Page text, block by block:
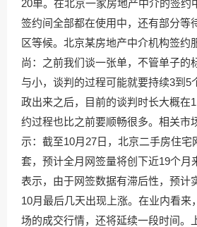
20单。在北京一家房地产中介的签约
签约间全部都在使用中，还有部分等
区等候。北京某房地产中介机构签约
尚：之前我们谈一张单，不管单子的
与小，谈判的过程可能就要持续3到5
政出来之后，目前的谈判时长大概在
约过程也比之前要顺畅很多。相关市
示：截至10月27日，北京二手房住宅
套，预计全月网签量将创下近19个月
表示，由于网签数据有滞后性，预计
10月最后几天出现上涨。在业内看来
场的成交行情，还将延续一段时间。